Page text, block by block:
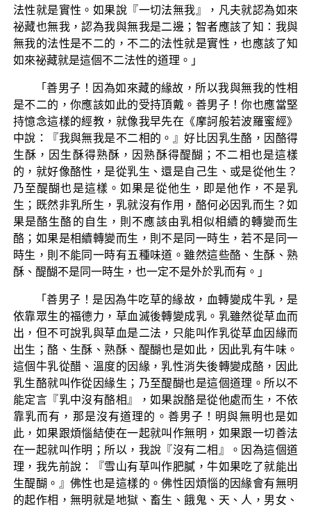
法性就是實性。如果說『一切法無我』，凡夫就認為如來
祕藏也無我，認為我與無我是二邊；智者應該了知：我與
無我的法性是不二的，不二的法性就是實性，也應該了知
如來祕藏就是這個不二法性的道理。」
「善男子！因為如來藏的緣故，所以我與無我的性相
是不二的，你應該如此的受持頂戴。善男子！你也應當堅
持憶念這樣的經教，就像我早先在《摩訶般若波羅蜜經》
中說：『我與無我是不二相的。』好比因乳生酪，因酪得
生酥，因生酥得熟酥，因熟酥得醍醐；不二相也是這樣
的，就好像酪性，是從乳生、還是自己生、或是從他生？
乃至醍醐也是這樣。如果是從他生，即是他作，不是乳
生；既然非乳所生，乳就沒有作用，酪何必因乳而生？如
果是酪生酪的自生，則不應該由乳相似相續的轉變而生
酪；如果是相續轉變而生，則不是同一時生，若不是同一
時生，則不能同一時有五種味道。雖然這些酪、生酥、熟
酥、醍醐不是同一時生，也一定不是外於乳而有。」
「善男子！是因為牛吃草的緣故，血轉變成牛乳，是
依靠眾生的福德力，草血滅後轉變成乳。乳雖然從草血而
出，但不可說乳與草血是二法，只能叫作乳從草血因緣而
出生；酪、生酥、熟酥、醍醐也是如此，因此乳有牛味。
這個牛乳從醋、溫度的因緣，乳性消失後轉變成酪，因此
乳生酪就叫作從因緣生；乃至醍醐也是這個道理。所以不
能定言『乳中沒有酪相』，如果說酪是從他處而生，不依
靠乳而有，那是沒有道理的。善男子！明與無明也是如
此，如果跟煩惱結使在一起就叫作無明，如果跟一切善法
在一起就叫作明；所以，我說『沒有二相』。因為這個道
理，我先前說：『雪山有草叫作肥膩，牛如果吃了就能出
生醍醐。』佛性也是這樣的。佛性因煩惱的因緣會有無明
的起作相，無明就是地獄、畜生、餓鬼、天、人，男女、